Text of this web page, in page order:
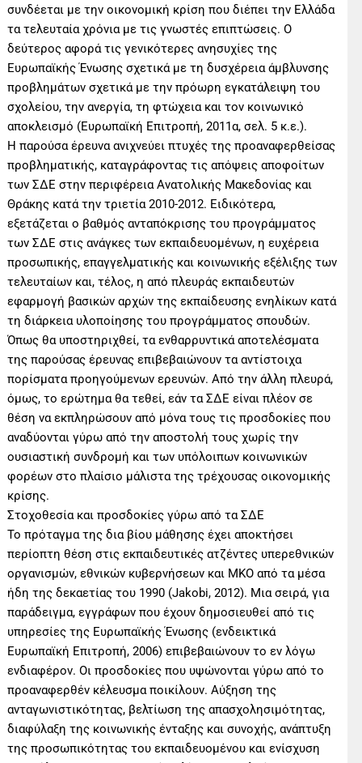
συνδέεται με την οικονομική κρίση που διέπει την Ελλάδα
τα τελευταία χρόνια με τις γνωστές επιπτώσεις. Ο
δεύτερος αφορά τις γενικότερες ανησυχίες της
Ευρωπαϊκής Ένωσης σχετικά με τη δυσχέρεια άμβλυνσης
προβλημάτων σχετικά με την πρόωρη εγκατάλειψη του
σχολείου, την ανεργία, τη φτώχεια και τον κοινωνικό
αποκλεισμό (Ευρωπαϊκή Επιτροπή, 2011α, σελ. 5 κ.ε.).
Η παρούσα έρευνα ανιχνεύει πτυχές της προαναφερθείσας
προβληματικής, καταγράφοντας τις απόψεις αποφοίτων
των ΣΔΕ στην περιφέρεια Ανατολικής Μακεδονίας και
Θράκης κατά την τριετία 2010-2012. Ειδικότερα,
εξετάζεται ο βαθμός ανταπόκρισης του προγράμματος
των ΣΔΕ στις ανάγκες των εκπαιδευομένων, η ευχέρεια
προσωπικής, επαγγελματικής και κοινωνικής εξέλιξης των
τελευταίων και, τέλος, η από πλευράς εκπαιδευτών
εφαρμογή βασικών αρχών της εκπαίδευσης ενηλίκων κατά
τη διάρκεια υλοποίησης του προγράμματος σπουδών.
Όπως θα υποστηριχθεί, τα ενθαρρυντικά αποτελέσματα
της παρούσας έρευνας επιβεβαιώνουν τα αντίστοιχα
πορίσματα προηγούμενων ερευνών. Από την άλλη πλευρά,
όμως, το ερώτημα θα τεθεί, εάν τα ΣΔΕ είναι πλέον σε
θέση να εκπληρώσουν από μόνα τους τις προσδοκίες που
αναδύονται γύρω από την αποστολή τους χωρίς την
ουσιαστική συνδρομή και των υπόλοιπων κοινωνικών
φορέων στο πλαίσιο μάλιστα της τρέχουσας οικονομικής
κρίσης.
Στοχοθεσία και προσδοκίες γύρω από τα ΣΔΕ
Το πρόταγμα της δια βίου μάθησης έχει αποκτήσει
περίοπτη θέση στις εκπαιδευτικές ατζέντες υπερεθνικών
οργανισμών, εθνικών κυβερνήσεων και ΜΚΟ από τα μέσα
ήδη της δεκαετίας του 1990 (Jakobi, 2012). Μια σειρά, για
παράδειγμα, εγγράφων που έχουν δημοσιευθεί από τις
υπηρεσίες της Ευρωπαϊκής Ένωσης (ενδεικτικά
Ευρωπαϊκή Επιτροπή, 2006) επιβεβαιώνουν το εν λόγω
ενδιαφέρον. Οι προσδοκίες που υψώνονται γύρω από το
προαναφερθέν κέλευσμα ποικίλουν. Αύξηση της
ανταγωνιστικότητας, βελτίωση της απασχολησιμότητας,
διαφύλαξη της κοινωνικής ένταξης και συνοχής, ανάπτυξη
της προσωπικότητας του εκπαιδευομένου και ενίσχυση